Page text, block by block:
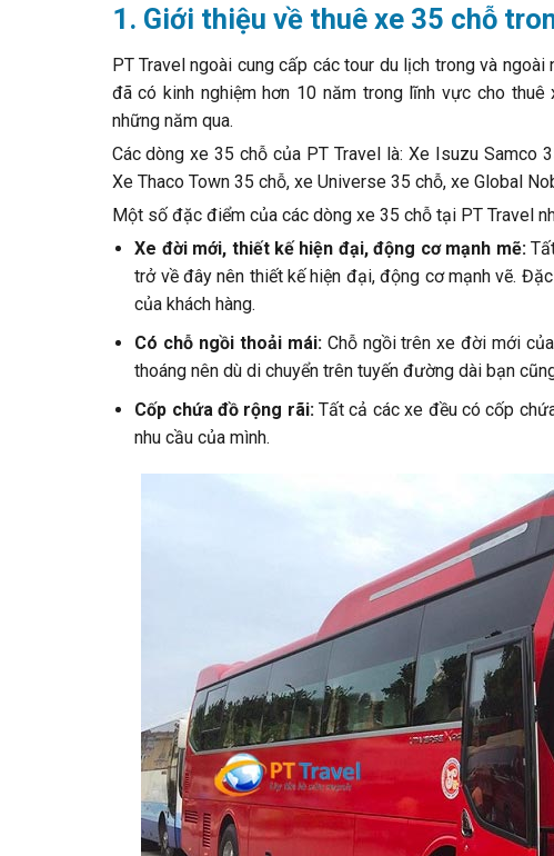
1. Giới thiệu về thuê xe 35 chỗ
PT Travel ngoài cung cấp các tour du lịch trong và
đã có kinh nghiệm hơn 10 năm trong lĩnh vực cho
những năm qua.
Các dòng xe 35 chỗ của PT Travel là: Xe Isuzu Samco
Xe Thaco Town 35 chỗ, xe Universe 35 chỗ, xe Global
Một số đặc điểm của các dòng xe 35 chỗ tại PT Travel
Xe đời mới, thiết kế hiện đại, động cơ mạnh mẽ:
trở về đây nên thiết kế hiện đại, động cơ mạnh vẽ.
của khách hàng.
Có chỗ ngồi thoải mái:Chỗ ngồi trên xe đời mới
thoáng nên dù di chuyển trên tuyến đường dài bạn
Cốp chứa đồ rộng rãi:Tất cả các xe đều có cốp
nhu cầu của mình.